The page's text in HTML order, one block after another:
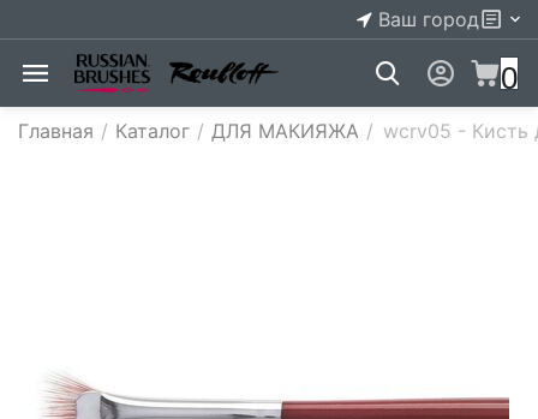
Ваш город
0
Главная / Каталог / ДЛЯ МАКИЯЖА / wcrv05 - Кисть